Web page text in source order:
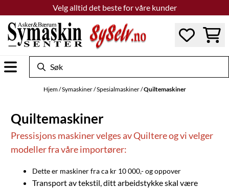
Hopp til innholdVelg alltid det beste for våre kunder
Hjem/Symaskiner/Spesialmaskiner/Quiltemaskiner
Quiltemaskiner
Pressisjons maskiner velges av Quiltere og vi velger
modeller fra våre importører:
Dette er maskiner fra ca kr 10 000,- og oppover
Transport av tekstil, ditt arbeidstykke skal være